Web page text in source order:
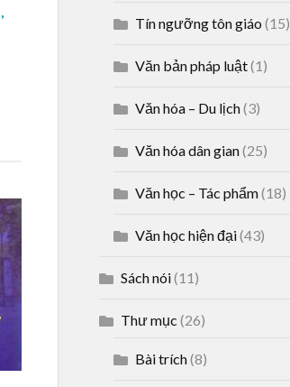
,
Tín ngưỡng tôn giáo (15)
Văn bản pháp luật(1)
Văn hóa – Du lịch(3)
Văn hóa dân gian(25)
Văn học – Tác phẩm(18)
Văn học hiện đại(43)
Sách nói(11)
Thư mục (26)
Bài trích(8)